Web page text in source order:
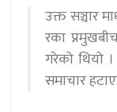
उक्त सञ्चार
रका
गरेको थियो
समाचार